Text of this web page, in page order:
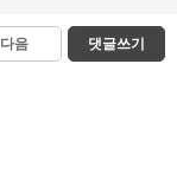
다음 댓글쓰기